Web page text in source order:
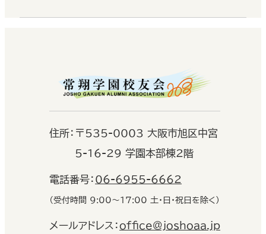
住所： 〒535-0003 大阪市旭区中宮
5-16-29 学園本部棟2階
電話番号： 06-6955-6662
（受付時間 9:00〜17:00 土・日・祝日を除く）
メールアドレス：office@joshoaa.jp